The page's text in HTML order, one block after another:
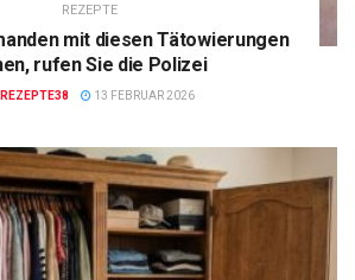
REZEPTE
mit diesen Tätowierungen
rufen Sie die Polizei
REZEPTE38 13 FEBRUAR 2026